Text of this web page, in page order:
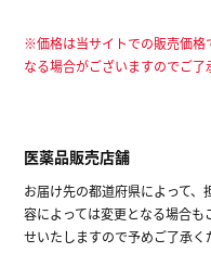
※価格は当サイトでの販売価格
なる場合がございますのでご了
医薬品販売店舗
お届け先の都道府県によって
容によっては変更となる場合
せいたしますので予めご了承く